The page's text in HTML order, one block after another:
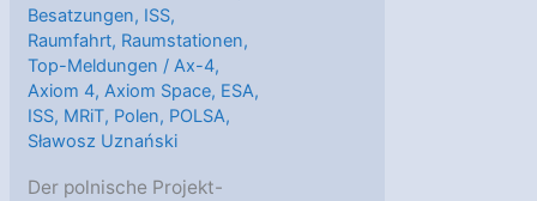
Besatzungen, ISS,
Raumfahrt, Raumstationen,
Top-Meldungen /Ax-4,
Axiom 4,Axiom Space, ESA,
ISS, MRiT, Polen, POLSA,
Sławosz Uznański
Der polnische Projekt-